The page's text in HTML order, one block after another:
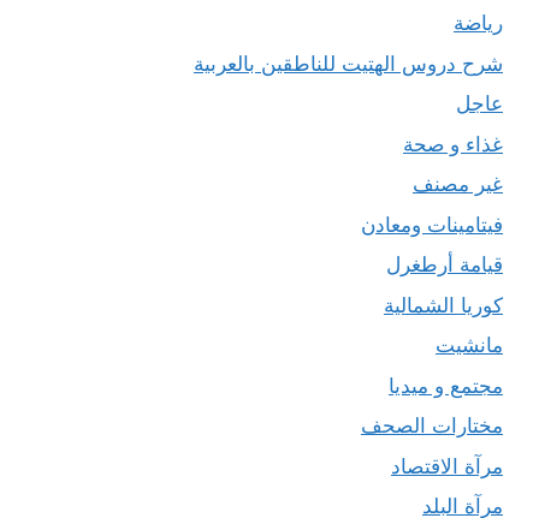
رياضة
شرح دروس الهتيت للناطقين بالعربية
عاجل
غذاء و صحة
غير مصنف
فيتامينات ومعادن
قيامة أرطغرل
كوريا الشمالية
مانشيت
مجتمع و ميديا
مختارات الصحف
مرآة الاقتصاد
مرآة البلد